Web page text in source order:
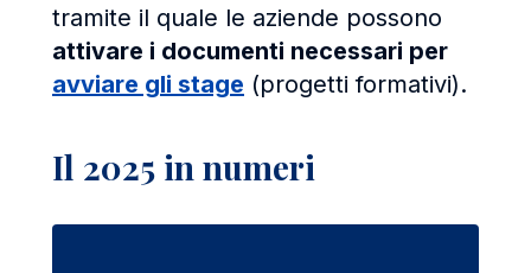
tramite il quale le aziende possono
attivare i documenti necessari per
avviare gli stage (progetti formativi).
Il 2025 in numeri